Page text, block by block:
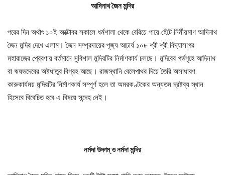
আদিনাথ জৈন মন্দির
পরের দিন অর্থাৎ ১০ই অক্টোবর সকালে ধর্মশালা থেকে বেরিয়ে পায়ে হেঁটে নির্মীয়মাণ আদিনাথ
জৈন মন্দির দেখে এলাম। জৈন সম্প্রদায়ের পূজ্য আচার্য ১০৮ শ্রী শ্রী বিদ্যাসাগর
মহারাজের প্রেরণায় বর্তমানে সুবিশাল মন্দিরটির নির্মাণকার্য চলছে। মন্দিরের গর্ভগৃহে আদিনাথ
বা ঋষভদেবের অষ্টধাতুর বিগ্রহ আছে। রাজস্থানি বেলেপাথর দিয়ে তৈরি অসাধারণ
কারুকার্যময় মন্দিরটির নির্মাণকার্য সম্পূর্ণ হলে তা অমরকণ্টকের অন্যতম দ্রষ্টব্য স্থান
হিসেবে বিবেচিত হবে এ বিষয়ে সন্দেহ নেই।
নর্মদা উদ্গম্ ও নর্মদা মন্দির